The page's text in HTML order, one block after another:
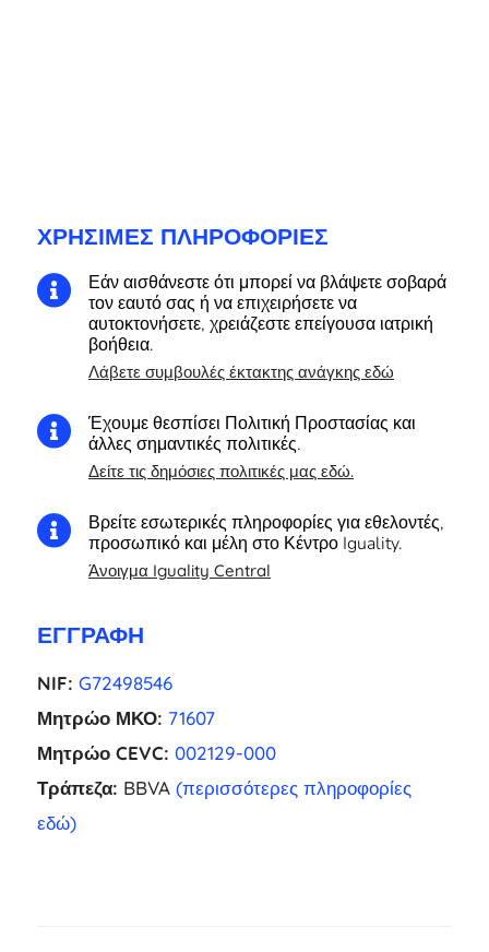
ΧΡΉΣΙΜΕΣ ΠΛΗΡΟΦΟΡΊΕΣ

Εάν αισθάνεστε ότι μπορεί να βλάψετε σοβαρά
τον εαυτό σας ή να επιχειρήσετε να
αυτοκτονήσετε, χρειάζεστε επείγουσα ιατρική
βοήθεια.
Λάβετε συμβουλές έκτακτης ανάγκης εδώ

Έχουμε θεσπίσει Πολιτική Προστασίας και
άλλες σημαντικές πολιτικές.
Δείτε τις δημόσιες πολιτικές μας εδώ.

Βρείτε εσωτερικές πληροφορίες για εθελοντές,
προσωπικό και μέλη στο Κέντρο Iguality.
Άνοιγμα Iguality Central
ΕΓΓΡΑΦΉ
NIF: G72498546
Μητρώο ΜΚΟ: 71607
Μητρώο CEVC: 002129-000
Τράπεζα: BBVA (περισσότερες πληροφορίες
εδώ)